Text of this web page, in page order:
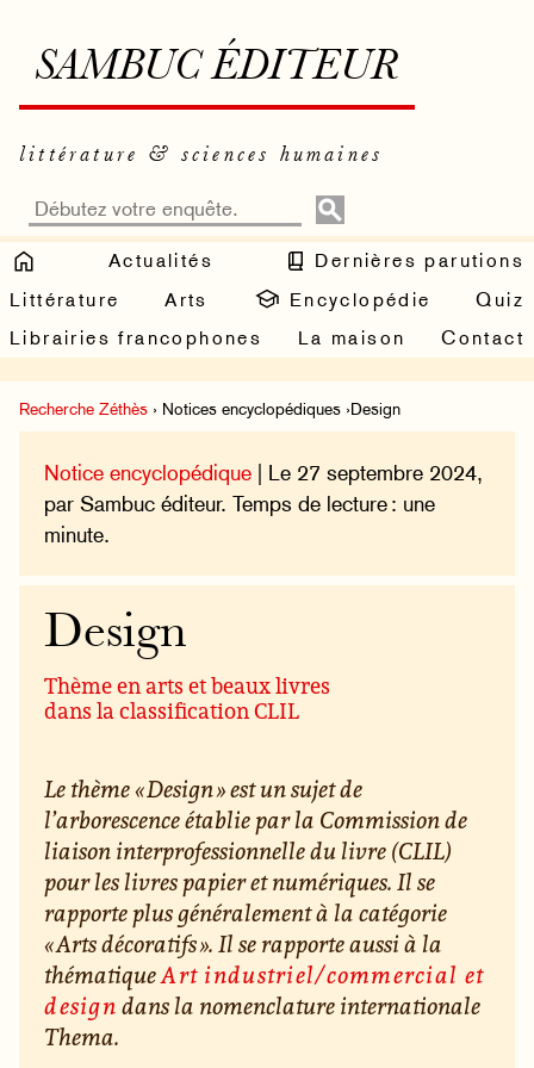
SAMBUC ÉDITEUR
littérature & sciences humaines
Actualités
Dernières parutions
Littérature
Arts Encyclopédie
Quiz
Librairies francophones
La maison Contact
Recherche Zéthès › Notices encyclopédiques ›Design
Notice encyclopédique | Le 27 septembre 2024,
par Sambuc éditeur. Temps de lecture : une
minute.
Design
Thème en arts et beaux livres
dans la classification CLIL
Le thème « Design » est un sujet de
l’arborescence établie par la Commission de
liaison interprofessionnelle du livre (CLIL)
pour les livres papier et numériques. Il se
rapporte plus généralement à la catégorie
« Arts décoratifs ». Il se rapporte aussi à la
thématiqueArt industriel/commercial et
designdans la nomenclature internationale
Thema.